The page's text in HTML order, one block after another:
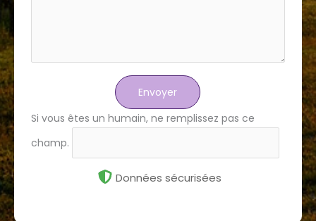
Envoyer
Si vous êtes un humain, ne remplissez pas ce
champ.
Données sécurisées